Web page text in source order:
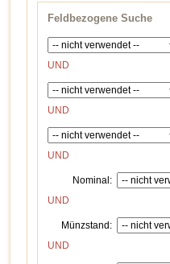
Feldbezogene Suche
UND
UND
UND
Nominal:
UND
Münzstand:
UND